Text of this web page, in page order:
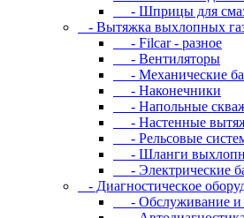
- Шпpицы для
- Вытяжка выхлопных
- Filcar - разное
- Вентиляторы
- Механические
- Наконечники
- Напольные
- Настенные
- Рельсовые
- Шланги
- Электрические
- Диaгнocтичecкoe
- Oбcлуживaниe и